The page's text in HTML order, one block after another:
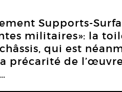
Supports-
militaires»: la
qui est
précarité de